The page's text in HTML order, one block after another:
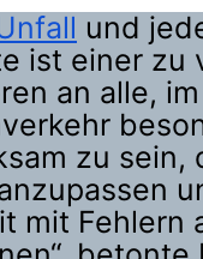
und
ist einer zu
an alle, im
zu sein,
mit Fehlern